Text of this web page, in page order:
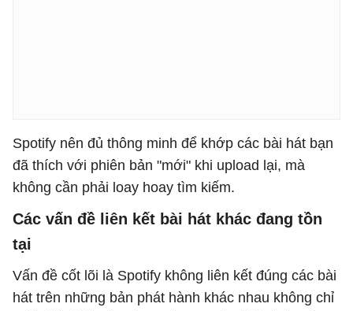
Spotify nên đủ thông minh để khớp các bài hát bạn
đã thích với phiên bản "mới" khi upload lại, mà
không cần phải loay hoay tìm kiếm.
Các vấn đề liên kết bài hát khác đang tồn
tại
Vấn đề cốt lõi là Spotify không liên kết đúng các bài
hát trên những bản phát hành khác nhau không chỉ